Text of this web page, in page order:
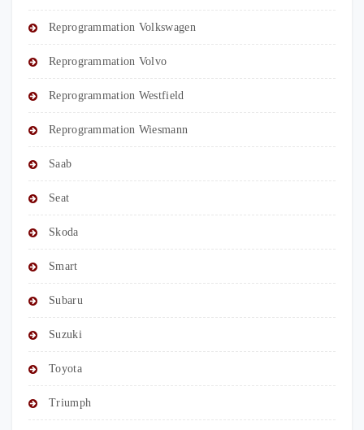
Reprogrammation Volkswagen
Reprogrammation Volvo
Reprogrammation Westfield
Reprogrammation Wiesmann
Saab
Seat
Skoda
Smart
Subaru
Suzuki
Toyota
Triumph